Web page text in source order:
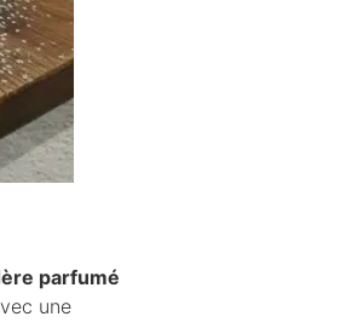
parfumé
une